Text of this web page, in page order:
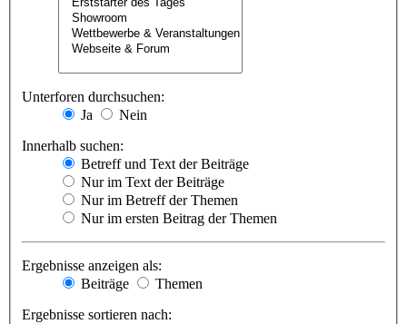
Unterforen durchsuchen:
Ja
Nein
Innerhalb suchen:
Betreff und Text der Beiträge
Nur im Text der Beiträge
Nur im Betreff der Themen
Nur im ersten Beitrag der Themen
Ergebnisse anzeigen als:
Beiträge
Themen
Ergebnisse sortieren nach: